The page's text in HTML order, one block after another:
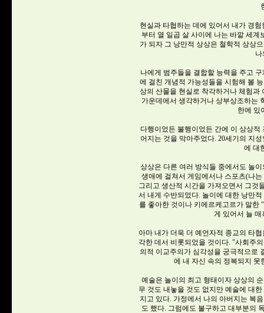
현실과 타협하는 데에 있어서 내가 경
부터 열 일곱 살 사이에 나는 바깥 세
가 되자 그 낭만적 상상은 철학적 상상
나
나에게 범주들을 결합할 능력을 주고
에 걸친 개념적 가능성들을 시험해 볼
상의 산물을 현실로 착각하거나 체험과
가운데에서 생각하거나 상부상조하는
한에 있
다행이었든 불행이었든 간에 이 상상
어지는 것을 막아주었다. 20세기의 지
에 대
상상은 다른 여러 방식들 중에서도 놀
생애에 걸쳐서 게임에서나 스포츠(나
그리고 생산적 시간을 가져오면서 그것
서 내게 수반되었다. 놀이에 대한 낭만
를 좋아한 것이나 키에르케고르가 말
게 있어서 늘
아마 내가 더욱 더 예언자적 종교의 타
각한 데서 비롯되었을 것이다. "사회주
의적 이교주의가 심각성을 궁극적으로
에 내 자신 속의 정복되지 못
예술은 놀이의 최고 형태이자 상상의
무 것도 내놓을 것도 없지만 예술에 대
지고 있다. 가정에서 나의 아버지는 복
도 했다. 그럼에도 불구하고 대부분의